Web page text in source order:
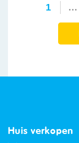
1 …
Huis verkopen